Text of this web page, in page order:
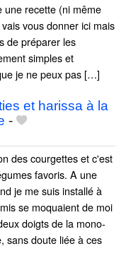
une recette (ni même
vous donner ici mais
de préparer les
simples et
je ne peux pas […]
et harissa à la
-
des courgettes et c'est
favoris. A une
je me suis installé à
se moquaient de moi
doigts de la mono-
sans doute liée à ces